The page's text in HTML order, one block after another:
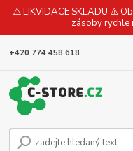
⚠️ LIKVIDACE SKLADU ⚠️
zásoby rychle
+420 774 458 618